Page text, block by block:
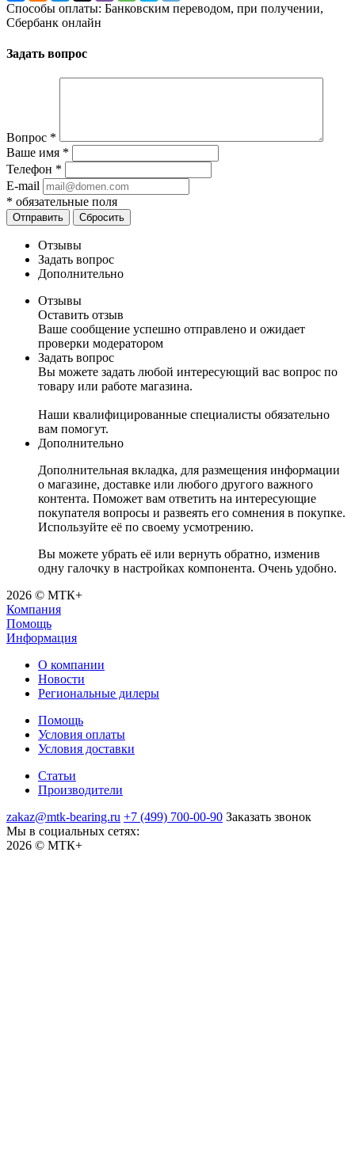
Способы оплаты: Банковским переводом, при получении,
Сбербанк онлайн
Задать вопрос
Вопрос *
Ваше имя *
Телефон *
E-mail
* обязательные поля
Отправить Сбросить
Отзывы
Задать вопрос
Дополнительно
Отзывы
Оставить отзыв
Ваше сообщение успешно отправлено и ожидает
проверки модератором
Задать вопрос
Вы можете задать любой интересующий вас вопрос по
товару или работе магазина.
Наши квалифицированные специалисты обязательно
вам помогут.
Дополнительно
Дополнительная вкладка, для размещения информации
о магазине, доставке или любого другого важного
контента. Поможет вам ответить на интересующие
покупателя вопросы и развеять его сомнения в покупке.
Используйте её по своему усмотрению.
Вы можете убрать её или вернуть обратно, изменив
одну галочку в настройках компонента. Очень удобно.
2026 © МТК+
Компания
Помощь
Информация
О компании
Новости
Региональные дилеры
Помощь
Условия оплаты
Условия доставки
Статьи
Производители
zakaz@mtk-bearing.ru +7 (499) 700-00-90 Заказать звонок
Мы в социальных сетях:
2026 © МТК+